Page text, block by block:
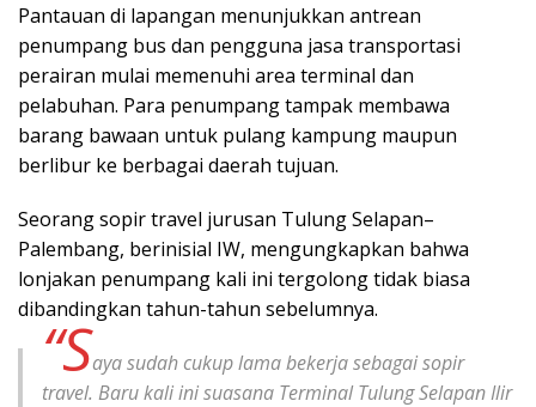
Pantauan di lapangan menunjukkan antrean
penumpang bus dan pengguna jasa transportasi
perairan mulai memenuhi area terminal dan
pelabuhan. Para penumpang tampak membawa
barang bawaan untuk pulang kampung maupun
berlibur ke berbagai daerah tujuan.
Seorang sopir travel jurusan Tulung Selapan–
Palembang, berinisial IW, mengungkapkan bahwa
lonjakan penumpang kali ini tergolong tidak biasa
dibandingkan tahun-tahun sebelumnya.
“Saya sudah cukup lama bekerja sebagai sopir
travel. Baru kali ini suasana Terminal Tulung Selapan Ilir